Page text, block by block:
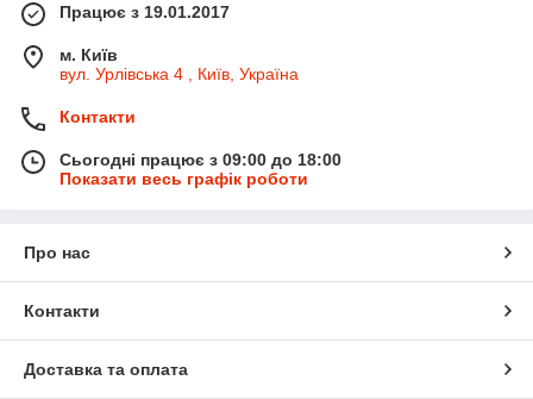
Працює з 19.01.2017
м. Київ
вул. Урлівська 4 , Київ, Україна
Контакти
Сьогодні працює з 09:00 до 18:00
Показати весь графік роботи
Про нас
Контакти
Доставка та оплата